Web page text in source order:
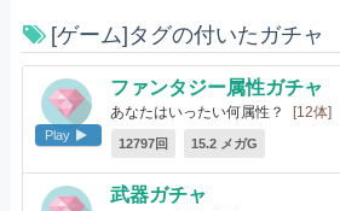
[ゲーム]タグの付いたガチャ
Play
ファンタジー属性ガチャ
あなたはいったい何属性？ [12体]
12797回 15.2 メガG
武器ガチャ